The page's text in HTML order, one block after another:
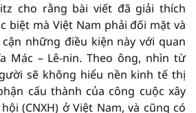
cho rằng bài viết đã giải thích
biệt mà Việt Nam phải đối mặt và
những điều kiện này với quan
Mác – Lê-nin. Theo ông, nhìn từ
sẽ không hiểu nền kinh tế thị
cấu thành của công cuộc xây
(CNXH) ở Việt Nam, và cũng có